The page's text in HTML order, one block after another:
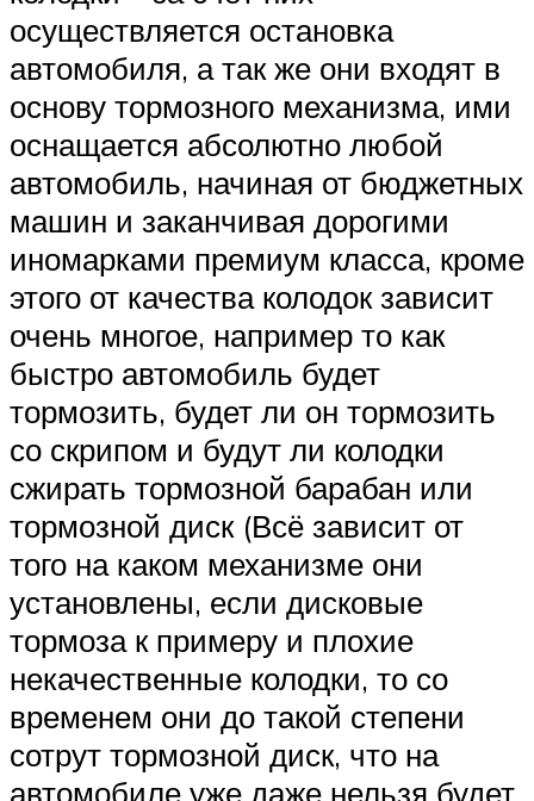
Меню
осуществляется остановка
автомобиля, а так же они входят в
основу тормозного механизма, ими
оснащается абсолютно любой
автомобиль, начиная от бюджетных
машин и заканчивая дорогими
иномарками премиум класса, кроме
этого от качества колодок зависит
очень многое, например то как
быстро автомобиль будет
тормозить, будет ли он тормозить
со скрипом и будут ли колодки
сжирать тормозной барабан или
тормозной диск (Всё зависит от
того на каком механизме они
установлены, если дисковые
тормоза к примеру и плохие
некачественные колодки, то со
временем они до такой степени
сотрут тормозной диск, что на
автомобиле уже даже нельзя будет